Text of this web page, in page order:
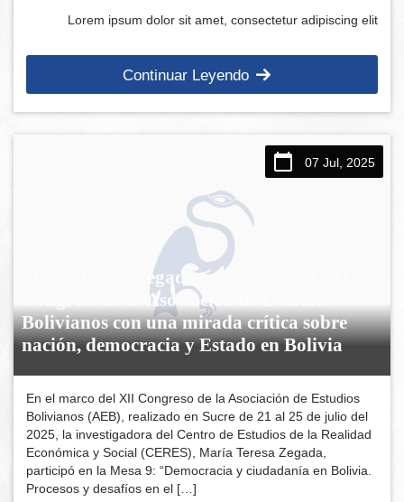
Lorem ipsum dolor sit amet, consectetur adipiscing elit
Continuar Leyendo
07 Jul, 2025
María Teresa Zegada participa en el XII
Congreso de la Asociación de Estudios
Bolivianos con una mirada crítica sobre
nación, democracia y Estado en Bolivia
En el marco del XII Congreso de la Asociación de Estudios
Bolivianos (AEB), realizado en Sucre de 21 al 25 de julio del
2025, la investigadora del Centro de Estudios de la Realidad
Económica y Social (CERES), María Teresa Zegada,
participó en la Mesa 9: “Democracia y ciudadanía en Bolivia.
Procesos y desafíos en el […]